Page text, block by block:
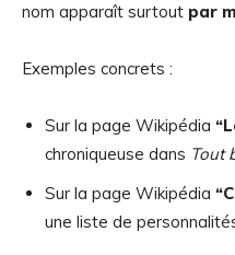
nom apparaît surtout par
Exemples concrets :
Sur la page Wikipédia
chroniqueuse dans Tout
Sur la page Wikipédia
une liste de